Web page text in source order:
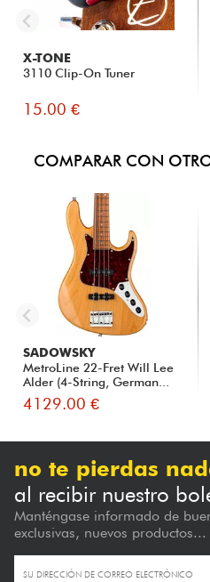
X-TONE
3110 Clip-On Tuner
15.00 €
COMPARAR CON
SADOWSKY
MetroLine 22-Fret Will Lee
Alder (4-String, German...
4129.00 €
no te pierdas
al recibir nuestro
Manténgase informado de
exclusivas, nuevos productos...